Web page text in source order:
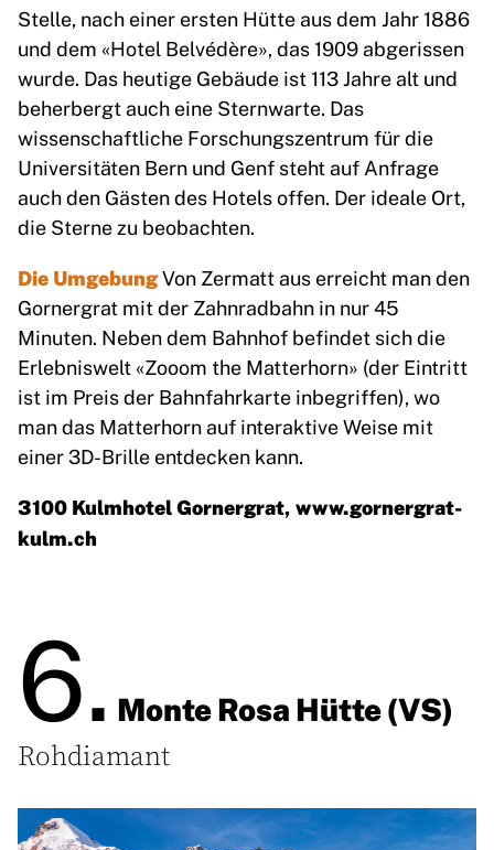
Stelle, nach einer ersten Hütte aus dem Jahr 1886
und dem «Hotel Belvédère», das 1909 abgerissen
wurde. Das heutige Gebäude ist 113 Jahre alt und
beherbergt auch eine Sternwarte. Das
wissenschaftliche Forschungszentrum für die
Universitäten Bern und Genf steht auf Anfrage
auch den Gästen des Hotels offen. Der ideale Ort,
die Sterne zu beobachten.
Die UmgebungVon Zermatt aus erreicht man den
Gornergrat mit der Zahnradbahn in nur 45
Minuten. Neben dem Bahnhof befindet sich die
Erlebniswelt «Zooom the Matterhorn» (der Eintritt
ist im Preis der Bahnfahrkarte inbegriffen), wo
man das Matterhorn auf interaktive Weise mit
einer 3D-Brille entdecken kann.
3100 Kulmhotel Gornergrat, www.gornergrat-
kulm.ch
6. Monte Rosa Hütte (VS)
Rohdiamant